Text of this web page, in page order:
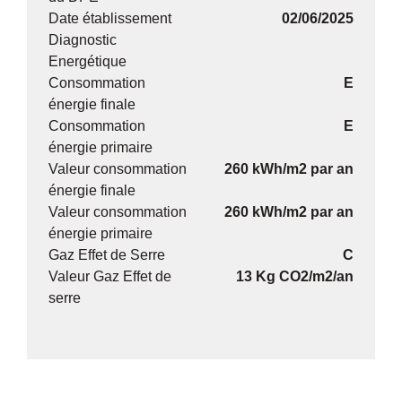
Date établissement
Diagnostic
Energétique
02/06/2025
Consommation
énergie finale
E
Consommation
énergie primaire
E
Valeur consommation
énergie finale
260 kWh/m2 par an
Valeur consommation
énergie primaire
260 kWh/m2 par an
Gaz Effet de Serre
C
Valeur Gaz Effet de
serre
13 Kg CO2/m2/an